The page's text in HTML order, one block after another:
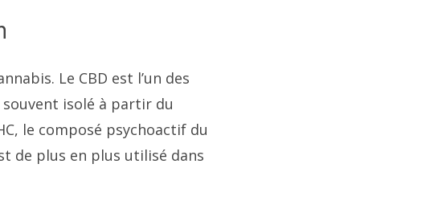
Le CBD est l’un des
isolé à partir du
le composé psychoactif du
de plus en plus utilisé dans